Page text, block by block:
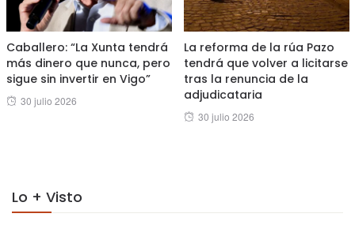
Caballero: “La Xunta tendrá
más dinero que nunca, pero
sigue sin invertir en Vigo”
Posted
30 julio 2026
La reforma de la rúa Pazo
tendrá que volver a licitarse
tras la renuncia de la
adjudicataria
Posted
30 julio 2026
Lo + Visto